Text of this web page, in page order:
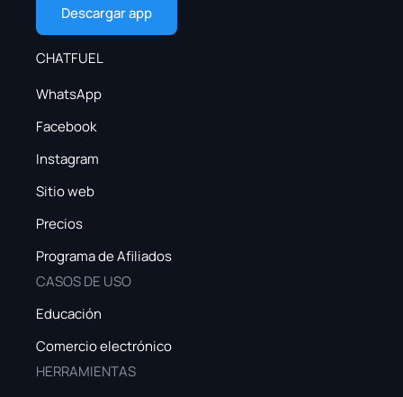
Descargar app
CHATFUEL
WhatsApp
Facebook
Instagram
Sitio web
Precios
Programa de Afiliados
CASOS DE USO
Educación
Comercio electrónico
HERRAMIENTAS